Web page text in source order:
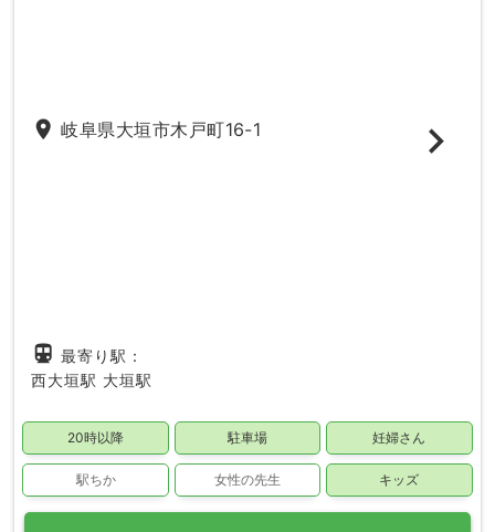
place 岐阜県大垣市木戸町16-1
directions_subway 最寄り駅：
西大垣駅 大垣駅
20時以降 駐車場 妊婦さん
駅ちか 女性の先生 キッズ